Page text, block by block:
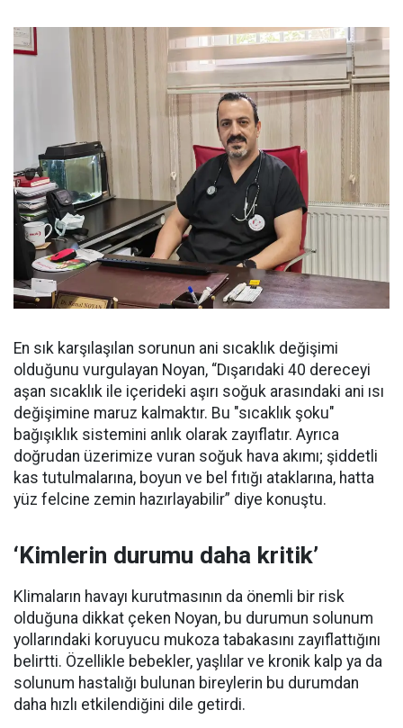
En sık karşılaşılan sorunun ani sıcaklık değişimi
olduğunu vurgulayan Noyan, “Dışarıdaki 40 dereceyi
aşan sıcaklık ile içerideki aşırı soğuk arasındaki ani ısı
değişimine maruz kalmaktır. Bu "sıcaklık şoku"
bağışıklık sistemini anlık olarak zayıflatır. Ayrıca
doğrudan üzerimize vuran soğuk hava akımı; şiddetli
kas tutulmalarına, boyun ve bel fıtığı ataklarına, hatta
yüz felcine zemin hazırlayabilir” diye konuştu.
‘Kimlerin durumu daha kritik’
Klimaların havayı kurutmasının da önemli bir risk
olduğuna dikkat çeken Noyan, bu durumun solunum
yollarındaki koruyucu mukoza tabakasını zayıflattığını
belirtti. Özellikle bebekler, yaşlılar ve kronik kalp ya da
solunum hastalığı bulunan bireylerin bu durumdan
daha hızlı etkilendiğini dile getirdi.